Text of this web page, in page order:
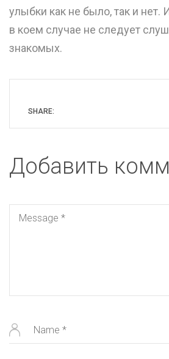
улыбки как не было, так и нет.
в коем случае не следует
знакомых.
SHARE:
Добавить